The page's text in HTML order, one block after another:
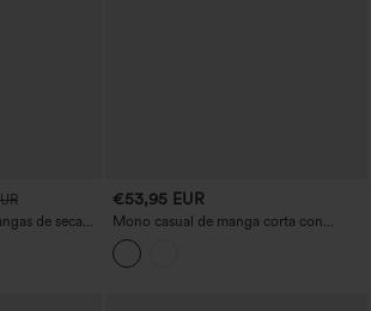
de secado
Easy
€53,95 EUR
Mono casual de manga corta con
bolsillos